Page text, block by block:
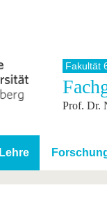
Studium
Studienangebot
Im Studium
Nach dem Studium
Fakultät
Prof. Dr.
Lehre